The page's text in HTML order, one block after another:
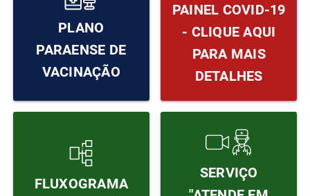
PLANO
PARAENSE DE
VACINAÇÃO
PAINEL COVID-19
- CLIQUE AQUI
PARA MAIS
DETALHES
FLUXOGRAMA
SERVIÇO